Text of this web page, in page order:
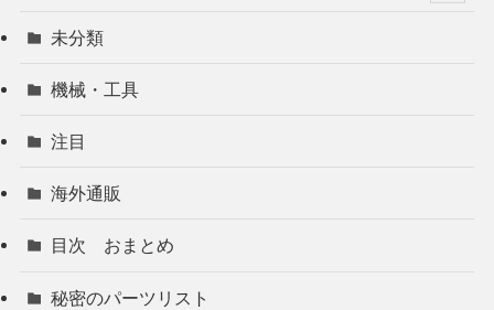
未分類
機械・工具
注目
海外通販
目次 おまとめ
秘密のパーツリスト